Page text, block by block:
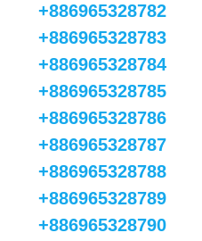
+886965328782
+886965328783
+886965328784
+886965328785
+886965328786
+886965328787
+886965328788
+886965328789
+886965328790